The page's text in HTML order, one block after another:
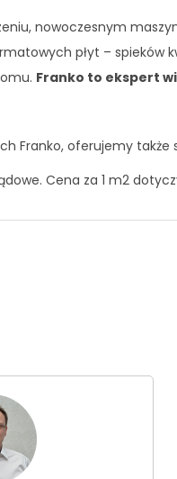
nowoczesnym
płyt – spieków
Franko to ekspert
Franko, oferujemy także
Cena za 1 m2